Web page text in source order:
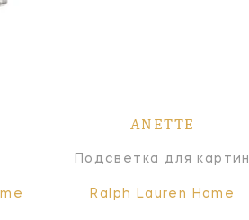
ANETTE
Подсветка для картин
Ralph Lauren Home